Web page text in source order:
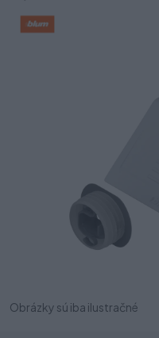
Obrázky sú iba ilustračné